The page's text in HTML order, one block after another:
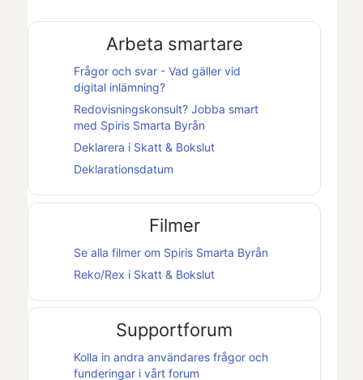
Arbeta smartare
Frågor och svar - Vad gäller vid
digital inlämning?
Redovisningskonsult? Jobba smart
med Spiris Smarta Byrån
Deklarera i Skatt & Bokslut
Deklarationsdatum
Filmer
Se alla filmer om Spiris Smarta Byrån
Reko/Rex i Skatt & Bokslut
Supportforum
Kolla in andra användares frågor och
funderingar i vårt forum